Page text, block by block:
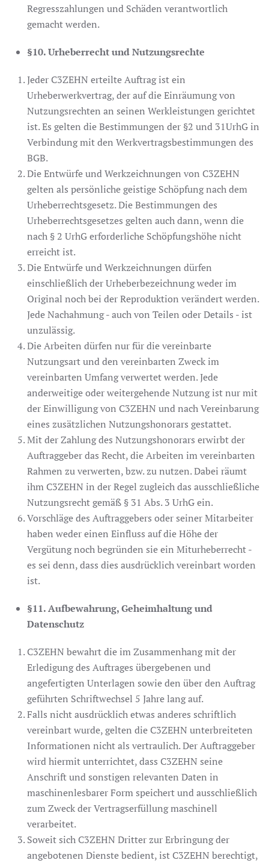
Regresszahlungen und Schäden verantwortlich
gemacht werden.
§10. Urheberrecht und Nutzungsrechte
Jeder C3ZEHN erteilte Auftrag ist ein
Urheberwerkvertrag, der auf die Einräumung von
Nutzungsrechten an seinen Werkleistungen gerichtet
ist. Es gelten die Bestimmungen der §2 und 31UrhG in
Verbindung mit den Werkvertragsbestimmungen des
BGB.
Die Entwürfe und Werkzeichnungen von C3ZEHN
gelten als persönliche geistige Schöpfung nach dem
Urheberrechtsgesetz. Die Bestimmungen des
Urheberrechtsgesetzes gelten auch dann, wenn die
nach § 2 UrhG erforderliche Schöpfungshöhe nicht
erreicht ist.
Die Entwürfe und Werkzeichnungen dürfen
einschließlich der Urheberbezeichnung weder im
Original noch bei der Reproduktion verändert werden.
Jede Nachahmung - auch von Teilen oder Details - ist
unzulässig.
Die Arbeiten dürfen nur für die vereinbarte
Nutzungsart und den vereinbarten Zweck im
vereinbarten Umfang verwertet werden. Jede
anderweitige oder weitergehende Nutzung ist nur mit
der Einwilligung von C3ZEHN und nach Vereinbarung
eines zusätzlichen Nutzungshonorars gestattet.
Mit der Zahlung des Nutzungshonorars erwirbt der
Auftraggeber das Recht, die Arbeiten im vereinbarten
Rahmen zu verwerten, bzw. zu nutzen. Dabei räumt
ihm C3ZEHN in der Regel zugleich das ausschließliche
Nutzungsrecht gemäß § 31 Abs. 3 UrhG ein.
Vorschläge des Auftraggebers oder seiner Mitarbeiter
haben weder einen Einfluss auf die Höhe der
Vergütung noch begründen sie ein Miturheberrecht -
es sei denn, dass dies ausdrücklich vereinbart worden
ist.
§11. Aufbewahrung, Geheimhaltung und
Datenschutz
C3ZEHN bewahrt die im Zusammenhang mit der
Erledigung des Auftrages übergebenen und
angefertigten Unterlagen sowie den über den Auftrag
geführten Schriftwechsel 5 Jahre lang auf.
Falls nicht ausdrücklich etwas anderes schriftlich
vereinbart wurde, gelten die C3ZEHN unterbreiteten
Informationen nicht als vertraulich. Der Auftraggeber
wird hiermit unterrichtet, dass C3ZEHN seine
Anschrift und sonstigen relevanten Daten in
maschinenlesbarer Form speichert und ausschließlich
zum Zweck der Vertragserfüllung maschinell
verarbeitet.
Soweit sich C3ZEHN Dritter zur Erbringung der
angebotenen Dienste bedient, ist C3ZEHN berechtigt,